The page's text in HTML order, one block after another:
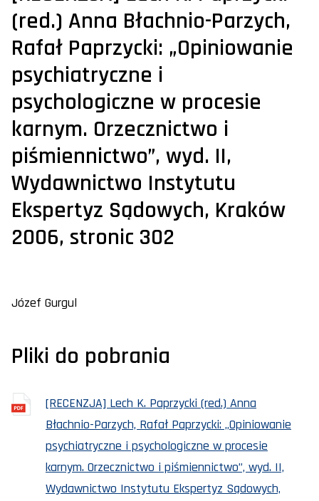
(red.) Anna Błachnio-Parzych,
Rafał Paprzycki: „Opiniowanie
psychiatryczne i
psychologiczne w procesie
karnym. Orzecznictwo i
piśmiennictwo”, wyd. II,
Wydawnictwo Instytutu
Ekspertyz Sądowych, Kraków
2006, stronic 302
Józef Gurgul
Pliki do pobrania
[RECENZJA] Lech K. Paprzycki (red.) Anna
Błachnio-Parzych, Rafał Paprzycki: „Opiniowanie
psychiatryczne i psychologiczne w procesie
karnym. Orzecznictwo i piśmiennictwo”, wyd. II,
Wydawnictwo Instytutu Ekspertyz Sądowych,